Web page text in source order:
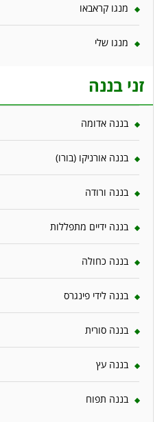
מנגו קראבאו
מנגו שלי
זני בננה
בננה אדומה
בננה אורניקו (בורו)
בננה ורודה
בננה ידיים מתפללות
בננה כחולה
בננה לידי פינגרס
בננה סורית
בננה עץ
בננה תפוח